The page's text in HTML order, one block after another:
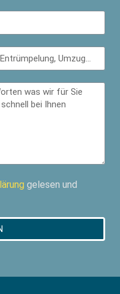
gelesen und